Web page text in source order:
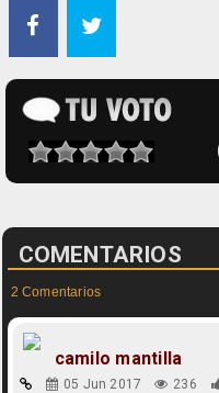
COMENTARIOS
2 Comentarios
camilo mantilla
05 Jun 2017 236